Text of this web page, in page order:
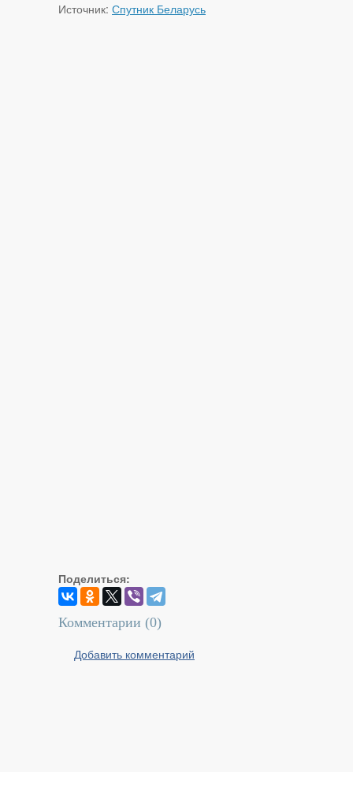
Источник: Спутник Беларусь
Поделиться:
Комментарии (0)
Добавить комментарий